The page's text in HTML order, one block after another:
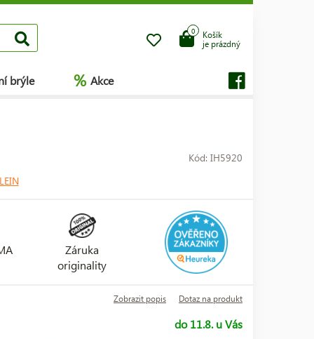
Košík
je prázdný
0
brýle % Akce
Kód: IH5920
Záruka
originality
Zobrazit popis Dotaz na produkt
do 11.8. u Vás